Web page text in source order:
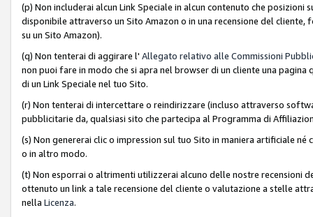
(p) Non includerai alcun Link Speciale in alcun contenuto che
disponibile attraverso un Sito Amazon o in una recensione del
su un Sito Amazon).
(q) Non tenterai di aggirare l' Allegato relativo alle Commissioni
non puoi fare in modo che si apra nel browser di un cliente una
di un Link Speciale nel tuo Sito.
(r) Non tenterai di intercettare o reindirizzare (incluso attraverso
pubblicitarie da, qualsiasi sito che partecipa al Programma di
(s) Non genererai clic o impression sul tuo Sito in maniera artificiale
o in altro modo.
(t) Non esporrai o altrimenti utilizzerai alcuno delle nostre recensioni
ottenuto un link a tale recensione del cliente o valutazione a stelle
nella Licenza.